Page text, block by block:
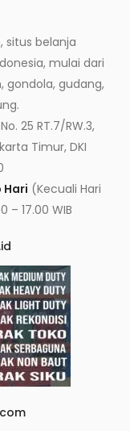
, situs belanja
mulai dari
gondola, gudang,
25 RT.7/RW.3,
Timur, DKI
Hari (Kecuali Hari
– 17.00 WIB